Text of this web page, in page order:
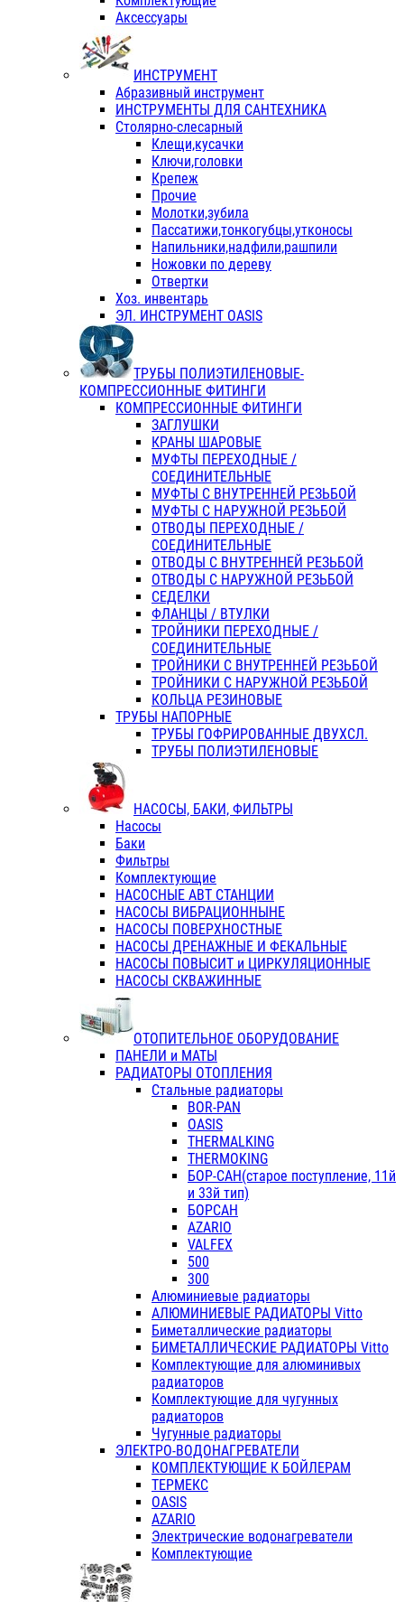
Аксессуары
ИНСТРУМЕНТ
Абразивный инструмент
ИНСТРУМЕНТЫ ДЛЯ САНТЕХНИКА
Столярно-слесарный
Клещи,кусачки
Ключи,головки
Крепеж
Прочие
Молотки,зубила
Пассатижи,тонкогубцы,утконосы
Напильники,надфили,рашпили
Ножовки по дереву
Отвертки
Хоз. инвентарь
ЭЛ. ИНСТРУМЕНТ OASIS
ТРУБЫ ПОЛИЭТИЛЕНОВЫЕ-
КОМПРЕССИОННЫЕ ФИТИНГИ
КОМПРЕССИОННЫЕ ФИТИНГИ
ЗАГЛУШКИ
КРАНЫ ШАРОВЫЕ
МУФТЫ ПЕРЕХОДНЫЕ /
СОЕДИНИТЕЛЬНЫЕ
МУФТЫ С ВНУТРЕННЕЙ РЕЗЬБОЙ
МУФТЫ С НАРУЖНОЙ РЕЗЬБОЙ
ОТВОДЫ ПЕРЕХОДНЫЕ /
СОЕДИНИТЕЛЬНЫЕ
ОТВОДЫ С ВНУТРЕННЕЙ РЕЗЬБОЙ
ОТВОДЫ С НАРУЖНОЙ РЕЗЬБОЙ
СЕДЕЛКИ
ФЛАНЦЫ / ВТУЛКИ
ТРОЙНИКИ ПЕРЕХОДНЫЕ /
СОЕДИНИТЕЛЬНЫЕ
ТРОЙНИКИ С ВНУТРЕННЕЙ РЕЗЬБОЙ
ТРОЙНИКИ С НАРУЖНОЙ РЕЗЬБОЙ
КОЛЬЦА РЕЗИНОВЫЕ
ТРУБЫ НАПОРНЫЕ
ТРУБЫ ГОФРИРОВАННЫЕ ДВУХСЛ.
ТРУБЫ ПОЛИЭТИЛЕНОВЫЕ
НАСОСЫ, БАКИ, ФИЛЬТРЫ
Насосы
Баки
Фильтры
Комплектующие
НАСОСНЫЕ АВТ СТАНЦИИ
НАСОСЫ ВИБРАЦИОННЫНЕ
НАСОСЫ ПОВЕРХНОСТНЫЕ
НАСОСЫ ДРЕНАЖНЫЕ И ФЕКАЛЬНЫЕ
НАСОСЫ ПОВЫСИТ и ЦИРКУЛЯЦИОННЫЕ
НАСОСЫ СКВАЖИННЫЕ
ОТОПИТЕЛЬНОЕ ОБОРУДОВАНИЕ
ПАНЕЛИ и МАТЫ
РАДИАТОРЫ ОТОПЛЕНИЯ
Стальные радиаторы
BOR-PAN
OASIS
THERMALKING
THERMOKING
БОР-САН(старое поступление, 11й
и 33й тип)
БОРСАН
AZARIO
VALFEX
500
300
Алюминиевые радиаторы
АЛЮМИНИЕВЫЕ РАДИАТОРЫ Vitto
Биметаллические радиаторы
БИМЕТАЛЛИЧЕСКИЕ РАДИАТОРЫ Vitto
Комплектующие для алюминивых
радиаторов
Комплектующие для чугунных
радиаторов
Чугунные радиаторы
ЭЛЕКТРО-ВОДОНАГРЕВАТЕЛИ
КОМПЛЕКТУЮЩИЕ К БОЙЛЕРАМ
ТЕРМЕКС
OASIS
AZARIO
Электрические водонагреватели
Комплектующие